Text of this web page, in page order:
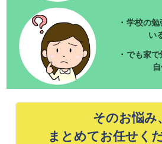
･ 学校の
い
･ でも家
そのお悩み
まとめてお任せく